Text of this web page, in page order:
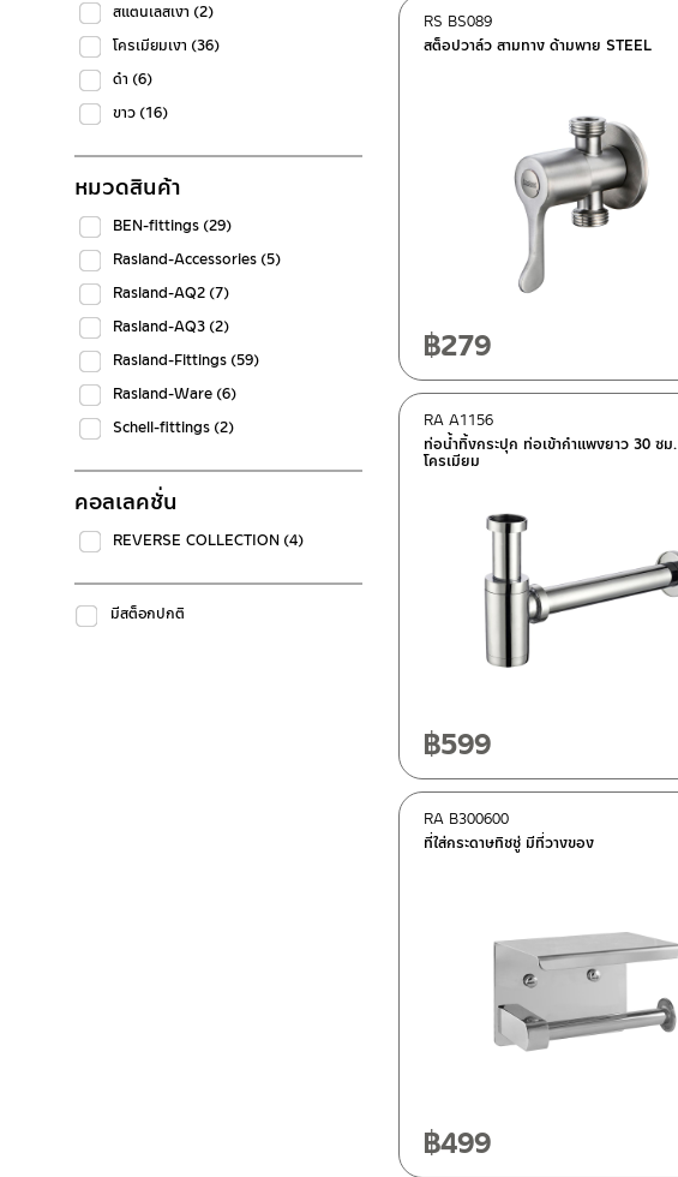
สต็อปวาล์ว สามทาง ด้ามพาย STEEL
RS BS089
฿279
ท่อน้ำทิ้งกระปุก ท่อเข้ากำแพงยาว 30 ซม.
โครเมียม
RA A1156
฿599
ที่ใส่กระดาษทิชชู่ มีที่วางของ
RA B300600
฿499
สแตนเลสเงา (2)
โครเมียมเงา (36)
ดำ (6)
ขาว (16)
หมวดสินค้า
BEN-fittings (29)
Rasland-Accessories (5)
Rasland-AQ2 (7)
Rasland-AQ3 (2)
Rasland-Fittings (59)
Rasland-Ware (6)
Schell-fittings (2)
คอลเลคชั่น
REVERSE COLLECTION (4)
มีสต็อกปกติ